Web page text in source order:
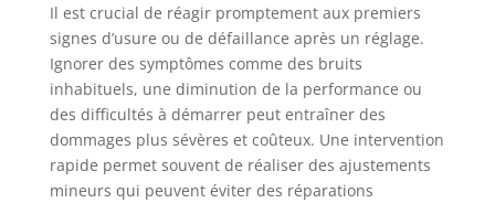
Il est crucial de réagir promptement aux premiers
signes d’usure ou de défaillance après un réglage.
Ignorer des symptômes comme des bruits
inhabituels, une diminution de la performance ou
des difficultés à démarrer peut entraîner des
dommages plus sévères et coûteux. Une intervention
rapide permet souvent de réaliser des ajustements
mineurs qui peuvent éviter des réparations